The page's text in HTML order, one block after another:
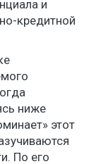
и
кредитной
ниже
этот
По его